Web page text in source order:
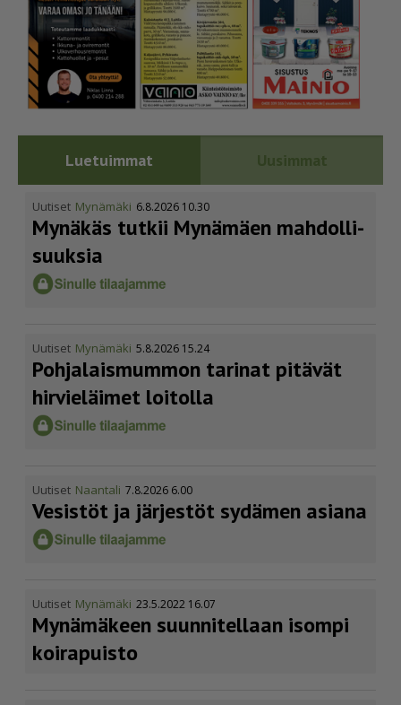
Luetuimmat Uusimmat
Uutiset Mynämäki 6.8.2026 10.30
Mynäkäs tutkii Mynämäen mahdol­li­
suuksia
Uutiset Mynämäki 5.8.2026 15.24
Pohja­lais­mummon tarinat pitävät
hirvieläimet loitolla
Uutiset Naantali 7.8.2026 6.00
Vesistöt ja järjestöt sydämen asiana
Uutiset Mynämäki 23.5.2022 16.07
Mynämäkeen suunnitellaan isompi
koirapuisto